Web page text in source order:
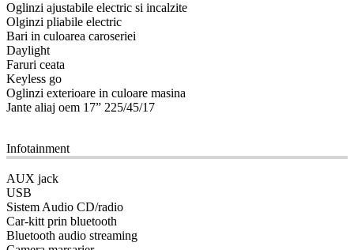
Oglinzi ajustabile electric si incalzite
Olginzi pliabile electric
Bari in culoarea caroseriei
Daylight
Faruri ceata
Keyless go
Oglinzi exterioare in culoare masina
Jante aliaj oem 17” 225/45/17
Infotainment
AUX jack
USB
Sistem Audio CD/radio
Car-kitt prin bluetooth
Bluetooth audio streaming